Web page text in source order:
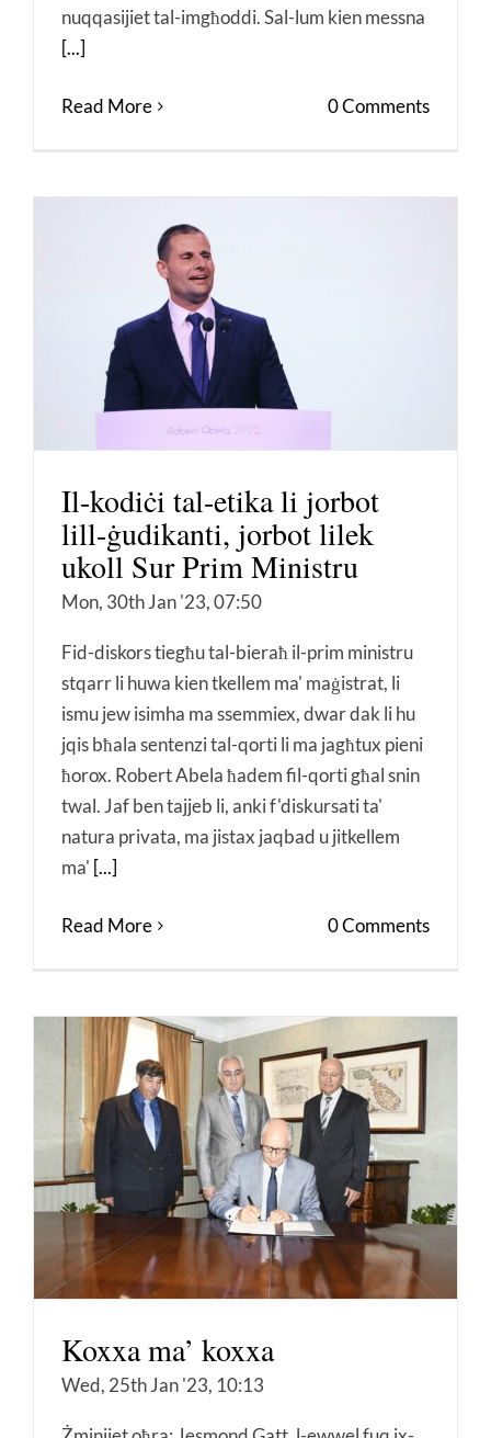
nuqqasijiet tal-imgħoddi. Sal-lum kien messna
[...]
Read More 0 Comments
Il-kodiċi tal-etika li jorbot
lill-ġudikanti, jorbot lilek
ukoll Sur Prim Ministru
Mon, 30th Jan '23, 07:50
Fid-diskors tiegħu tal-bieraħ il-prim ministru
stqarr li huwa kien tkellem ma' maġistrat, li
ismu jew isimha ma ssemmiex, dwar dak li hu
jqis bħala sentenzi tal-qorti li ma jagħtux pieni
ħorox. Robert Abela ħadem fil-qorti għal snin
twal. Jaf ben tajjeb li, anki f'diskursati ta'
natura privata, ma jistax jaqbad u jitkellem
ma' [...]
Read More 0 Comments
Koxxa ma’ koxxa
Wed, 25th Jan '23, 10:13